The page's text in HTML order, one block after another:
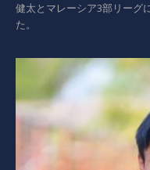
健太とマレーシア3部リーグ
た。